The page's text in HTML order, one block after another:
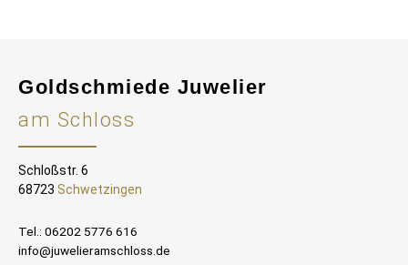
Goldschmiede Juwelier
am Schloss
Schloßstr. 6
68723 Schwetzingen
Tel.: 06202 5776 616
info@juwelieramschloss.de